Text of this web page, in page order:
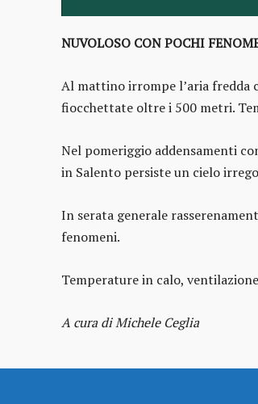
NUVOLOSO CON POCHI
Al mattino irrompe l’aria fredda
fiocchettate oltre i 500 metri.
Nel pomeriggio addensamenti
in Salento persiste un cielo
In serata generale
fenomeni.
Temperature in calo,
A cura di Michele Ceglia